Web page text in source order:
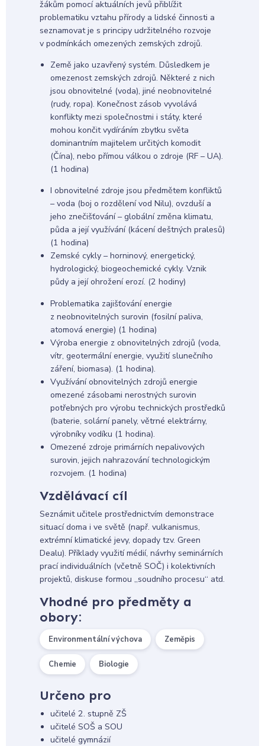
žákům pomocí aktuálních jevů přiblížit
problematiku vztahu přírody a lidské činnosti a
seznamovat je s principy udržitelného rozvoje
v podmínkách omezených zemských zdrojů.
Země jako uzavřený systém. Důsledkem je
omezenost zemských zdrojů. Některé z nich
jsou obnovitelné (voda), jiné neobnovitelné
(rudy, ropa). Konečnost zásob vyvolává
konflikty mezi společnostmi i státy, které
mohou končit vydíráním zbytku světa
dominantním majitelem určitých komodit
(Čína), nebo přímou válkou o zdroje (RF – UA).
(1 hodina)
I obnovitelné zdroje jsou předmětem konfliktů
– voda (boj o rozdělení vod Nilu), ovzduší a
jeho znečišťování – globální změna klimatu,
půda a její využívání (kácení deštných pralesů)
(1 hodina)
Zemské cykly – horninový, energetický,
hydrologický, biogeochemické cykly. Vznik
půdy a její ohrožení erozí. (2 hodiny)
Problematika zajišťování energie
z neobnovitelných surovin (fosilní paliva,
atomová energie) (1 hodina)
Výroba energie z obnovitelných zdrojů (voda,
vítr, geotermální energie, využití slunečního
záření, biomasa). (1 hodina).
Využívání obnovitelných zdrojů energie
omezené zásobami nerostných surovin
potřebných pro výrobu technických prostředků
(baterie, solární panely, větrné elektrárny,
výrobníky vodíku (1 hodina).
Omezené zdroje primárních nepalivových
surovin, jejich nahrazování technologickým
rozvojem. (1 hodina)
Vzdělávací cíl
Seznámit učitele prostřednictvím demonstrace
situací doma i ve světě (např. vulkanismus,
extrémní klimatické jevy, dopady tzv. Green
Dealu). Příklady využití médií, návrhy seminárních
prací individuálních (včetně SOČ) i kolektivních
projektů, diskuse formou „soudního procesu“ atd.
Vhodné pro předměty a
obory:
Environmentální výchova Zeměpis
Chemie Biologie
Určeno pro
učitelé 2. stupně ZŠ
učitelé SOŠ a SOU
učitelé gymnázií